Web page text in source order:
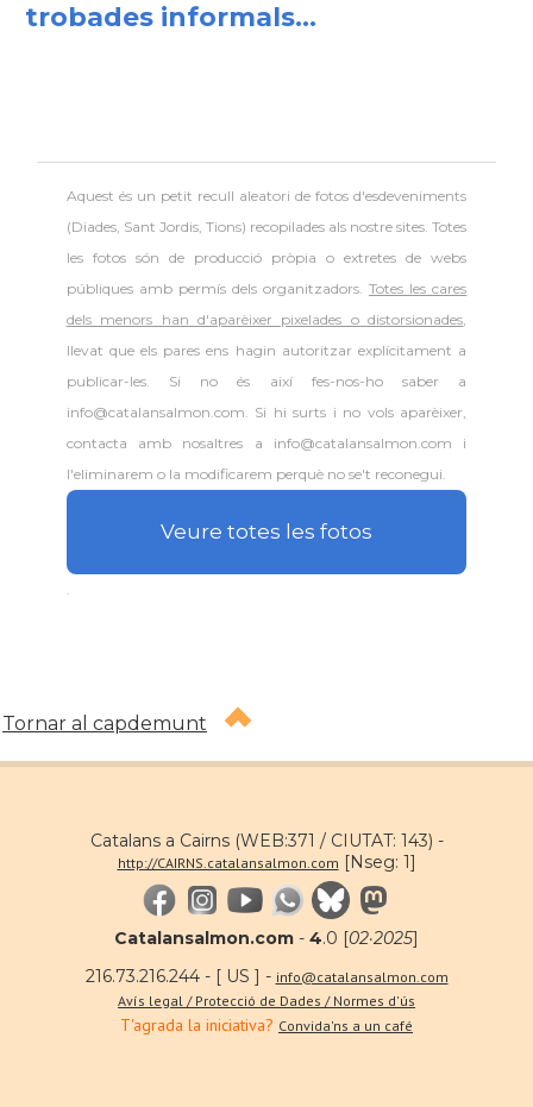
trobades informals...
Aquest és un petit recull aleatori defotos d'esdeveniments
(Diades, Sant Jordis, Tions) recopilades als nostre sites. Totes
les fotos són de producció pròpia o extretes de webs
públiques amb permís dels organitzadors.Totes les cares
dels menors han d'aparèixer pixelades o distorsionades,
llevat que els pares ens hagin autoritzar explícitament a
publicar-les. Si no és així fes-nos-ho saber a
info@catalansalmon.com. Si hi surts i no vols aparèixer,
contacta amb nosaltres a info@catalansalmon.com i
l'eliminarem o la modificarem perquè no se't reconegui.
Veure totes les fotos
Tornar al capdemunt
Catalans a Cairns (WEB:371 / CIUTAT: 143) -
http://CAIRNS.catalansalmon.com [Nseg: 1]
Catalansalmon.com - 4.0 [02·2025]
216.73.216.244 - [ US ] - info@catalansalmon.com
Avís legal / Protecció de Dades / Normes d'ús
T'agrada la iniciativa? Convida'ns a un café